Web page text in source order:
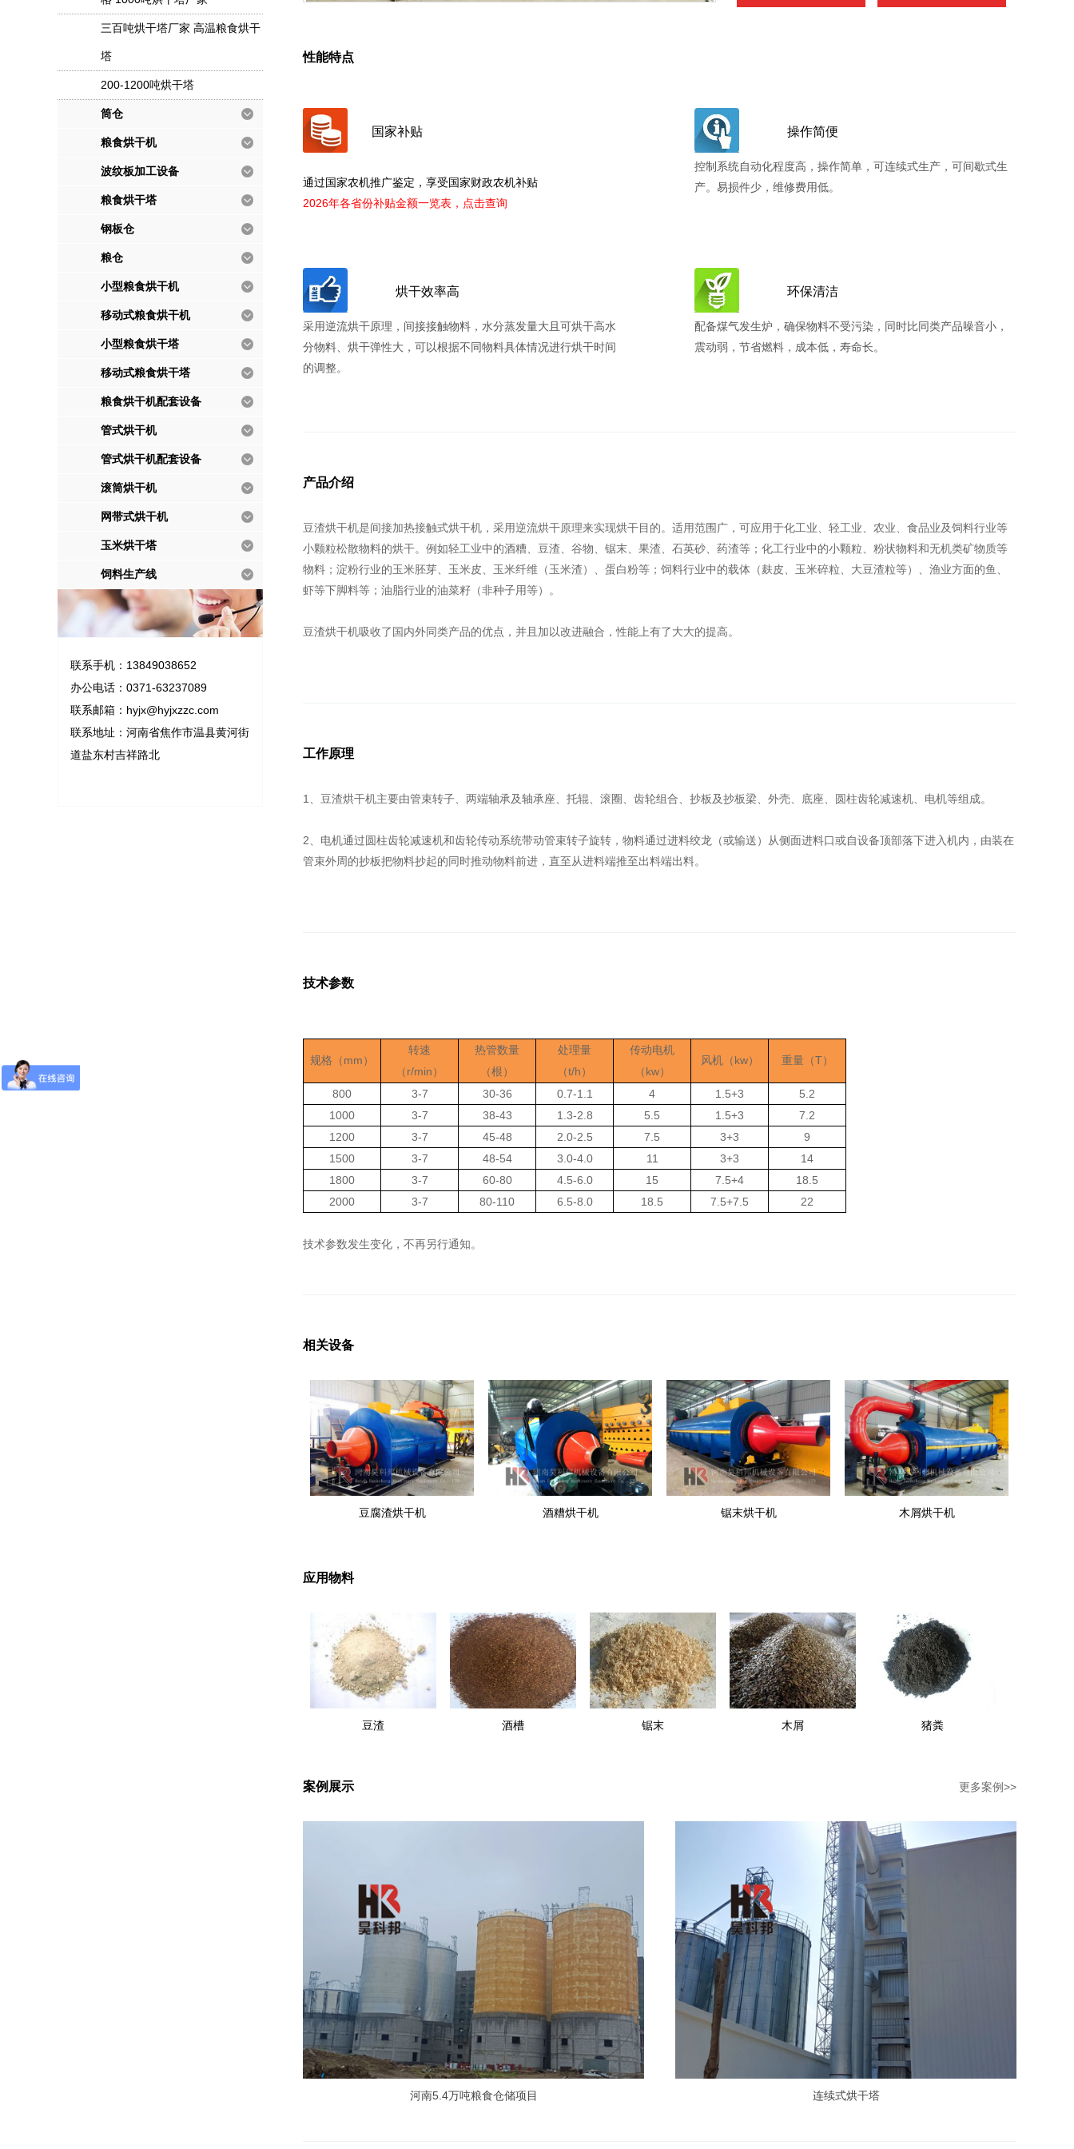
三百吨烘干塔厂家 高温粮食烘干
塔
200-1200吨烘干塔
筒仓
粮食烘干机
波纹板加工设备
粮食烘干塔
钢板仓
粮仓
小型粮食烘干机
移动式粮食烘干机
小型粮食烘干塔
移动式粮食烘干塔
粮食烘干机配套设备
管式烘干机
管式烘干机配套设备
滚筒烘干机
网带式烘干机
玉米烘干塔
饲料生产线
联系手机：13849038652
办公电话：0371-63237089
联系邮箱： hyjx@hyjxzzc.com
联系地址：河南省焦作市温县黄河街
道盐东村吉祥路北
性能特点
国家补贴
通过国家农机推广鉴定，享受国家财政农机补贴
2026年各省份补贴金额一览表，点击查询
操作简便
控制系统自动化程度高，操作简单，可连续式生产，可间歇式生
产。易损件少，维修费用低。
烘干效率高
采用逆流烘干原理，间接接触物料，水分蒸发量大且可烘干高水
分物料、烘干弹性大，可以根据不同物料具体情况进行烘干时间
的调整。
环保清洁
配备煤气发生炉，确保物料不受污染，同时比同类产品噪音小，
震动弱，节省燃料，成本低，寿命长。
产品介绍
豆渣烘干机是间接加热接触式烘干机，采用逆流烘干原理来实现烘干目的。适用范围广，可应用于化工业、轻工业、农业、食品业及饲料行业等
小颗粒松散物料的烘干。例如轻工业中的酒糟、豆渣、谷物、锯末、果渣、石英砂、药渣等；化工行业中的小颗粒、粉状物料和无机类矿物质等
物料；淀粉行业的玉米胚芽、玉米皮、玉米纤维（玉米渣）、蛋白粉等；饲料行业中的载体（麸皮、玉米碎粒、大豆渣粒等）、渔业方面的鱼、
虾等下脚料等；油脂行业的油菜籽（非种子用等）。
豆渣烘干机吸收了国内外同类产品的优点，并且加以改进融合，性能上有了大大的提高。
工作原理
1、豆渣烘干机主要由管束转子、两端轴承及轴承座、托辊、滚圈、齿轮组合、抄板及抄板梁、外壳、底座、圆柱齿轮减速机、电机等组成。
2、电机通过圆柱齿轮减速机和齿轮传动系统带动管束转子旋转，物料通过进料绞龙（或输送）从侧面进料口或自设备顶部落下进入机内，由装在
管束外周的抄板把物料抄起的同时推动物料前进，直至从进料端推至出料端出料。
技术参数
规格（ mm ）
转速
（ r/min ）
热管数量
（根）
处理量
（t/h ）
传动电机
（ kw）
风机（ kw） 重量（T）
800 3-7 30-36 0.7-1.1 4 1.5+3
5.2
1000
3-7 38-43 1.3-2.8 5.5 1.5+3
7.2
1200
3-7 45-48 2.0-2.5 7.5 3+3
9
1500
3-7 48-54 3.0-4.0 11 3+3
14
1800
3-7 60-80 4.5-6.0 15 7.5+4
18.5
2000
3-7 80-110 6.5-8.0 18.5 7.5+7.5 22
技术参数发生变化，不再另行通知。
相关设备
豆腐渣烘干机 酒糟烘干机 锯末烘干机 木屑烘干机
应用物料
豆渣 酒槽 锯末 木屑 猪粪
案例展示 更多案例>>
河南5.4万吨粮食仓储项目 连续式烘干塔